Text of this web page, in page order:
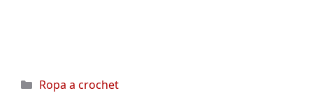
Categorías
Ropa a crochet